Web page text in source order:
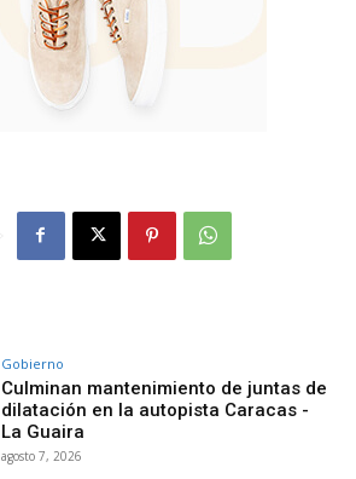
Gobierno
Culminan mantenimiento de juntas de
dilatación en la autopista Caracas -
La Guaira
agosto 7, 2026